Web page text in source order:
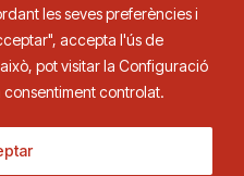
les seves preferències i
accepta l'ús de
pot visitar la Configuració
controlat.
Contacte
Tel.93 280 03 00